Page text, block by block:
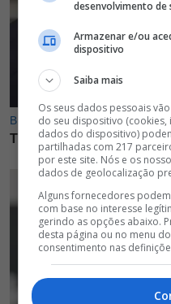
desenvolvimento de
Armazenar e/ou
dispositivo
Saiba mais
Os seus dados pessoais
do seu dispositivo
dados do dispositivo)
partilhadas com 217
por este site. Nós e os
dados de geolocalização
Alguns fornecedores
com base no interesse
gerindo as opções abaixo.
desta página ou no menu
consentimento nas